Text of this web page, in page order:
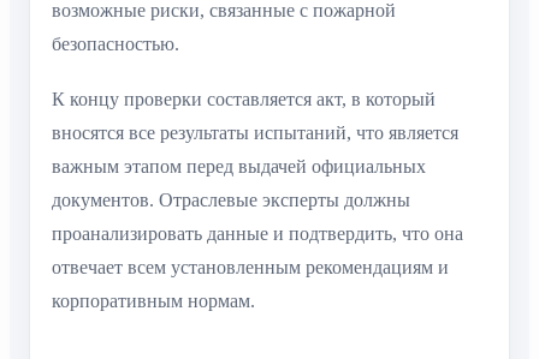
возможные риски, связанные с пожарной
безопасностью.
К концу проверки составляется акт, в который
вносятся все результаты испытаний, что является
важным этапом перед выдачей официальных
документов. Отраслевые эксперты должны
проанализировать данные и подтвердить, что она
отвечает всем установленным рекомендациям и
корпоративным нормам.